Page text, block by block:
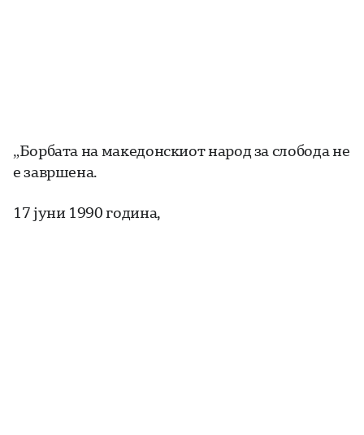
„Борбата на македонскиот народ за слобода не
е завршена.
17 јуни 1990 година,